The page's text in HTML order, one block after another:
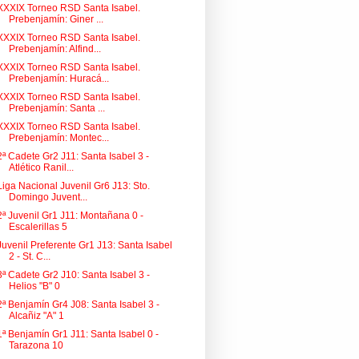
Torneo RSD Santa Isabel.
Prebenjamín: Giner ...
Torneo RSD Santa Isabel.
Prebenjamín: Alfind...
Torneo RSD Santa Isabel.
Prebenjamín: Huracá...
Torneo RSD Santa Isabel.
Prebenjamín: Santa ...
Torneo RSD Santa Isabel.
Prebenjamín: Montec...
Cadete Gr2 J11: Santa Isabel 3 -
Atlético Ranil...
Nacional Juvenil Gr6 J13: Sto.
Domingo Juvent...
Juvenil Gr1 J11: Montañana 0 -
Escalerillas 5
Preferente Gr1 J13: Santa Isabel
2 - St. C...
Cadete Gr2 J10: Santa Isabel 3 -
Helios "B" 0
Benjamín Gr4 J08: Santa Isabel 3 -
Alcañiz "A" 1
Benjamín Gr1 J11: Santa Isabel 0 -
Tarazona 10